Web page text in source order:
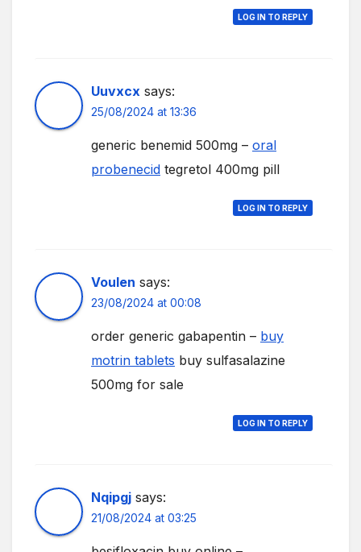
LOG IN TO REPLY
Uuvxcx says:
25/08/2024 at 13:36
generic benemid 500mg – oral
probenecid tegretol 400mg pill
LOG IN TO REPLY
Voulen says:
23/08/2024 at 00:08
order generic gabapentin – buy
motrin tablets buy sulfasalazine
500mg for sale
LOG IN TO REPLY
Nqipgj says:
21/08/2024 at 03:25